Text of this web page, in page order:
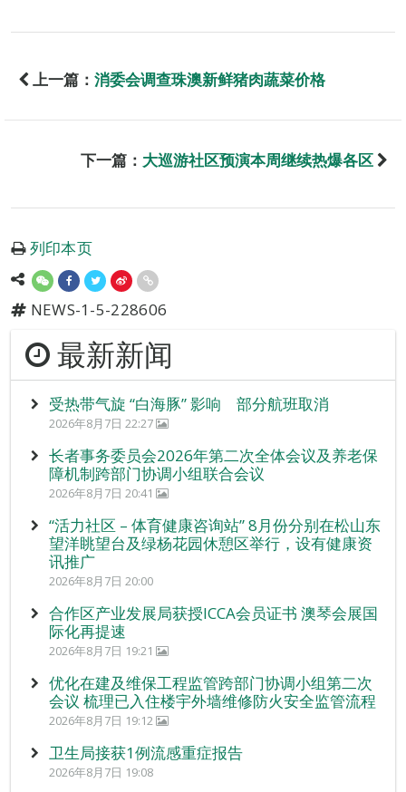
上一篇： 消委会调查珠澳新鲜猪肉蔬菜价格
下一篇： 大巡游社区预演本周继续热爆各区
列印本页
NEWS-1-5-228606
最新新闻
受热带气旋 “白海豚” 影响 部分航班取消
2026年8月7日 22:27
长者事务委员会2026年第二次全体会议及养老保
障机制跨部门协调小组联合会议
2026年8月7日 20:41
“活力社区 – 体育健康咨询站” 8月份分别在松山东
望洋眺望台及绿杨花园休憩区举行，设有健康资
讯推广
2026年8月7日 20:00
合作区产业发展局获授ICCA会员证书 澳琴会展国
际化再提速
2026年8月7日 19:21
优化在建及维保工程监管跨部门协调小组第二次
会议 梳理已入住楼宇外墙维修防火安全监管流程
2026年8月7日 19:12
卫生局接获1例流感重症报告
2026年8月7日 19:08